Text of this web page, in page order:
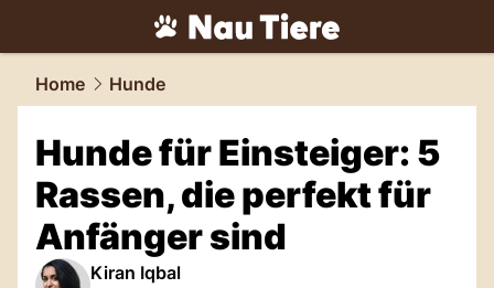
tiere.NAU.ch
Home Hunde
Hunde für Einsteiger: 5
Rassen, die perfekt für
Anfänger sind
Kiran Iqbal